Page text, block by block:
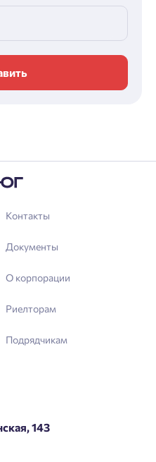
Контакты
Документы
О корпорации
Риелторам
Подрядчикам
143